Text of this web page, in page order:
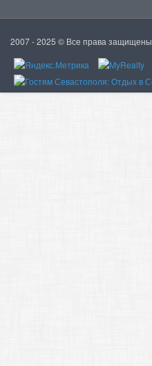
2007 - 2025 © Все права защищены